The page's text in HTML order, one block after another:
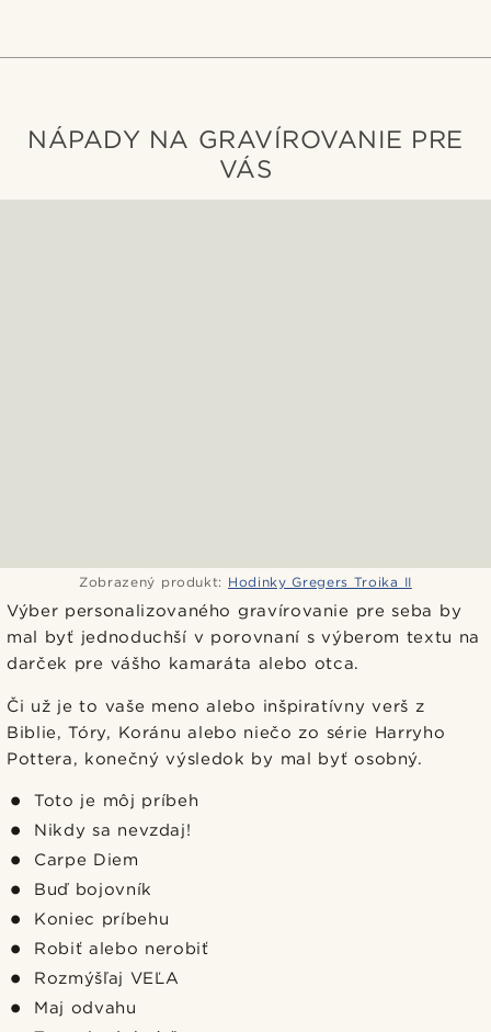
NÁPADY NA GRAVÍROVANIE PRE
VÁS
Zobrazený produkt: Hodinky Gregers Troika II
Výber personalizovaného gravírovanie pre seba by
mal byť jednoduchší v porovnaní s výberom textu na
darček pre vášho kamaráta alebo otca.
Či už je to vaše meno alebo inšpiratívny verš z
Biblie, Tóry, Koránu alebo niečo zo série Harryho
Pottera, konečný výsledok by mal byť osobný.
Toto je môj príbeh
Nikdy sa nevzdaj!
Carpe Diem
Buď bojovník
Koniec príbehu
Robiť alebo nerobiť
Rozmýšľaj VEĽA
Maj odvahu